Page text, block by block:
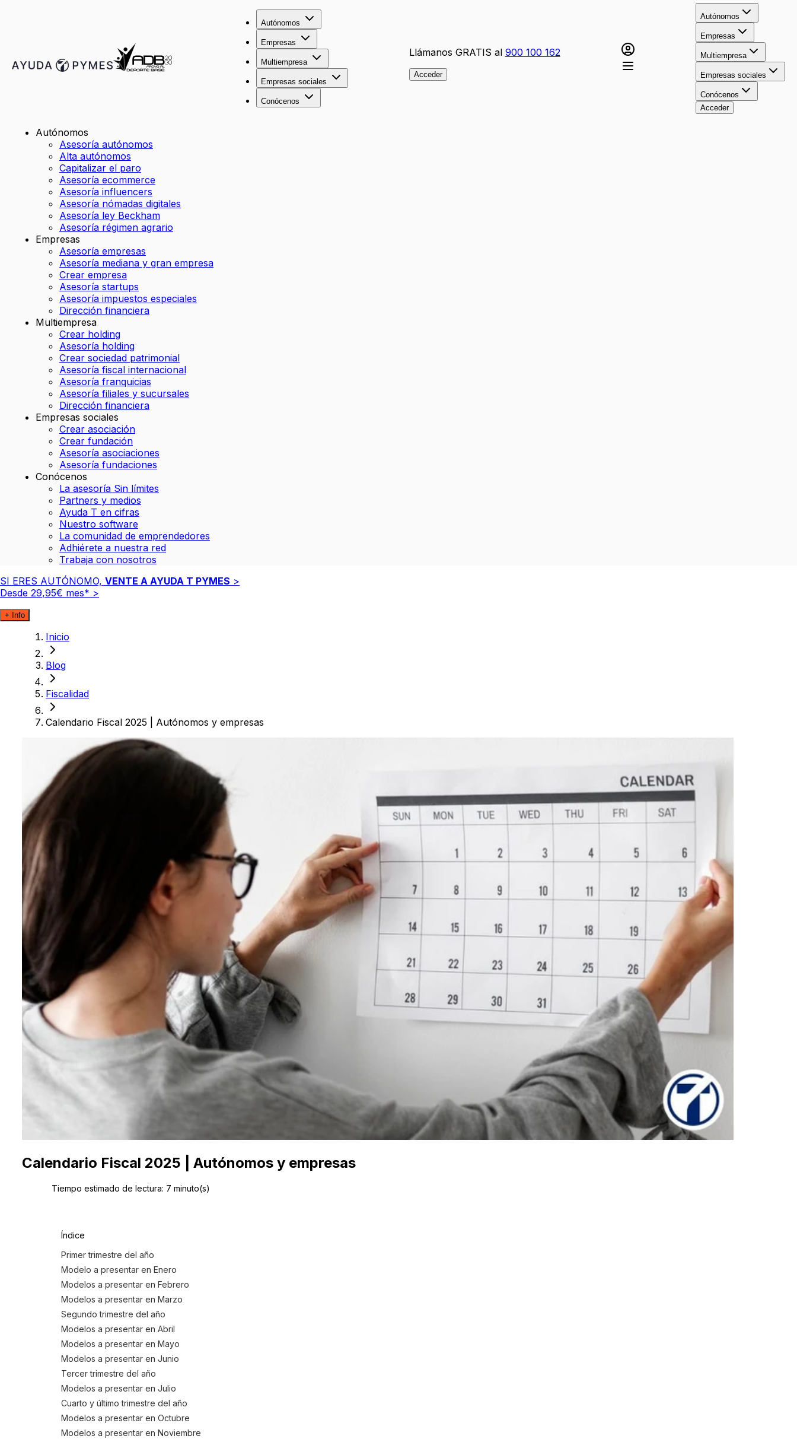
Autónomos
Empresas
Multiempresa
Empresas sociales
Conócenos
Llámanos GRATIS al 900 100 162
Acceder
Autónomos
Empresas
Multiempresa
Empresas sociales
Conócenos
Acceder
Autónomos
Asesoría autónomos
Alta autónomos
Capitalizar el paro
Asesoría ecommerce
Asesoría influencers
Asesoría nómadas digitales
Asesoría ley Beckham
Asesoría régimen agrario
Empresas
Asesoría empresas
Asesoría mediana y gran empresa
Crear empresa
Asesoría startups
Asesoría impuestos especiales
Dirección financiera
Multiempresa
Crear holding
Asesoría holding
Crear sociedad patrimonial
Asesoría fiscal internacional
Asesoría franquicias
Asesoría filiales y sucursales
Dirección financiera
Empresas sociales
Crear asociación
Crear fundación
Asesoría asociaciones
Asesoría fundaciones
Conócenos
La asesoría Sin límites
Partners y medios
Ayuda T en cifras
Nuestro software
La comunidad de emprendedores
Adhiérete a nuestra red
Trabaja con nosotros
SI ERES AUTÓNOMO, VENTE A AYUDA T PYMES >
Desde 29,95€ mes* >
+ Info
Inicio
Blog
Fiscalidad
Calendario Fiscal 2025 | Autónomos y empresas
Calendario Fiscal 2025 | Autónomos y empresas
Tiempo estimado de lectura: 7 minuto(s)
Índice
Primer trimestre del año
Modelo a presentar en Enero
Modelos a presentar en Febrero
Modelos a presentar en Marzo
Segundo trimestre del año
Modelos a presentar en Abril
Modelos a presentar en Mayo
Modelos a presentar en Junio
Tercer trimestre del año
Modelos a presentar en Julio
Cuarto y último trimestre del año
Modelos a presentar en Octubre
Modelos a presentar en Noviembre